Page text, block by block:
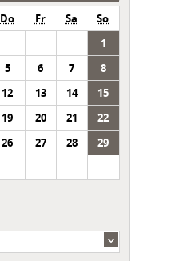
Do Fr Sa
So
1
5 6 7
8
12 13 14
15
19 20 21
22
26 27 28
29